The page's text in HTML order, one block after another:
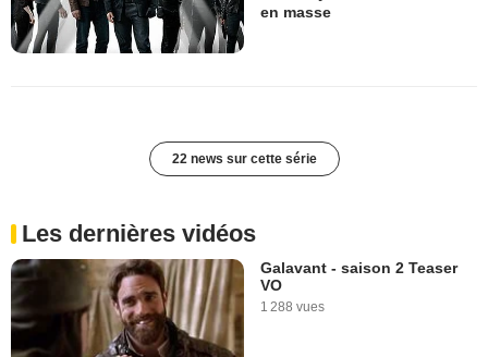
en masse
22 news sur cette série
Les dernières vidéos
Galavant - saison 2 Teaser
VO
1 288 vues